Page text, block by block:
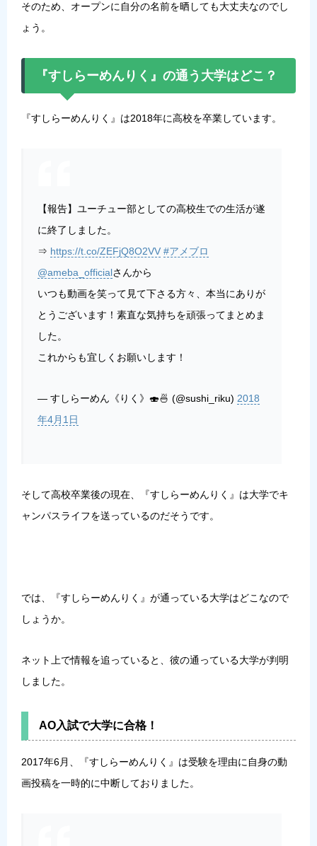
そのため、オープンに自分の名前を晒しても大丈夫なのでし
ょう。
『すしらーめんりく』の通う大学はどこ？
『すしらーめんりく』は2018年に高校を卒業しています。
【報告】ユーチュー部としての高校生での生活が遂
に終了しました。
⇒ https://t.co/ZEFjQ8O2VV #アメブロ
@ameba_officialさんから
いつも動画を笑って見て下さる方々、本当にありが
とうございます！素直な気持ちを頑張ってまとめま
した。
これからも宜しくお願いします！
— すしらーめん《りく》🍣🍜 (@sushi_riku) 2018
年4月1日
そして高校卒業後の現在、『すしらーめんりく』は大学でキ
ャンパスライフを送っているのだそうです。
では、『すしらーめんりく』が通っている大学はどこなので
しょうか。
ネット上で情報を追っていると、彼の通っている大学が判明
しました。
AO入試で大学に合格！
2017年6月、『すしらーめんりく』は受験を理由に自身の動
画投稿を一時的に中断しておりました。